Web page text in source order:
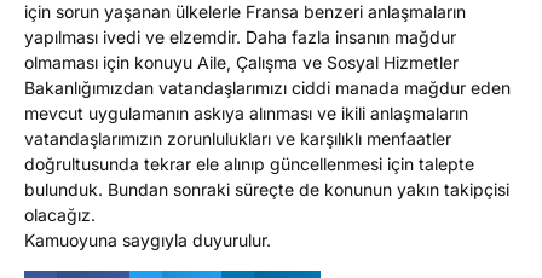
için sorun yaşanan ülkelerle Fransa benzeri anlaşmaların
yapılması ivedi ve elzemdir. Daha fazla insanın mağdur
olmaması için konuyu Aile, Çalışma ve Sosyal Hizmetler
Bakanlığımızdan vatandaşlarımızı ciddi manada mağdur eden
mevcut uygulamanın askıya alınması ve ikili anlaşmaların
vatandaşlarımızın zorunlulukları ve karşılıklı menfaatler
doğrultusunda tekrar ele alınıp güncellenmesi için talepte
bulunduk. Bundan sonraki süreçte de konunun yakın takipçisi
olacağız.
Kamuoyuna saygıyla duyurulur.